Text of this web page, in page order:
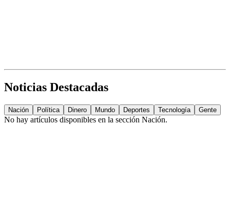
Noticias Destacadas
Nación Política Dinero Mundo Deportes Tecnología Gente
No hay artículos disponibles en la sección Nación.